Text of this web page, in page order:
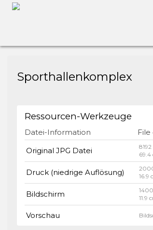
Sporthallenkomplex
Ressourcen-Werkzeuge
Datei-Information
Original JPG Datei
69.4
Druck (niedrige Auflösung)
16.9
Bildschirm
11.9
Vorschau